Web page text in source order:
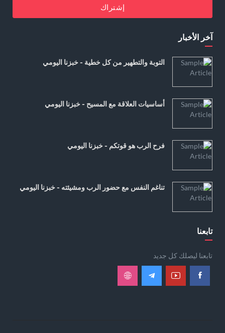
إشتراك
آخر الأخبار
التوبة والتطهير من كل خطية - خبزنا اليومي
أساسيات العلاقة مع المسيح - خبزنا اليومي
فرح الرب هو قوتكم - خبزنا اليومي
تناغم النفس مع حضور الرب ومشيئته - خبزنا اليومي
تابعنا
تابعنا ليصلك كل جديد